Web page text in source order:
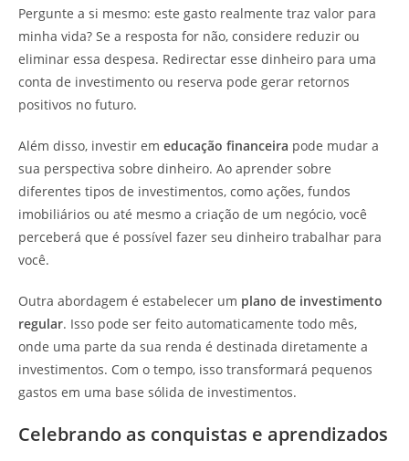
Pergunte a si mesmo: este gasto realmente traz valor para
minha vida? Se a resposta for não, considere reduzir ou
eliminar essa despesa. Redirectar esse dinheiro para uma
conta de investimento ou reserva pode gerar retornos
positivos no futuro.
Além disso, investir em educação financeira pode mudar a
sua perspectiva sobre dinheiro. Ao aprender sobre
diferentes tipos de investimentos, como ações, fundos
imobiliários ou até mesmo a criação de um negócio, você
perceberá que é possível fazer seu dinheiro trabalhar para
você.
Outra abordagem é estabelecer um plano de investimento
regular. Isso pode ser feito automaticamente todo mês,
onde uma parte da sua renda é destinada diretamente a
investimentos. Com o tempo, isso transformará pequenos
gastos em uma base sólida de investimentos.
Celebrando as conquistas e aprendizados